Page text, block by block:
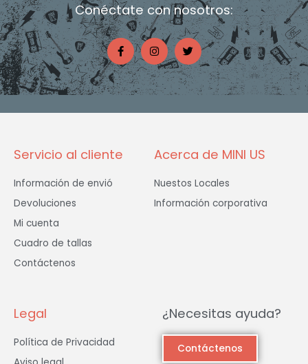
Conéctate con nosotros:
F
a
c
e
b
o
o
-
I
n
s
t
a
g
r
m
T
w
i
t
t
e
Servicio al cliente
Información de envió
Devoluciones
Mi cuenta
Cuadro de tallas
Contáctenos
Acerca de MINI US
Nuestos Locales
Información corporativa
Legal
Política de Privacidad
¿Necesitas ayuda?
Contáctenos